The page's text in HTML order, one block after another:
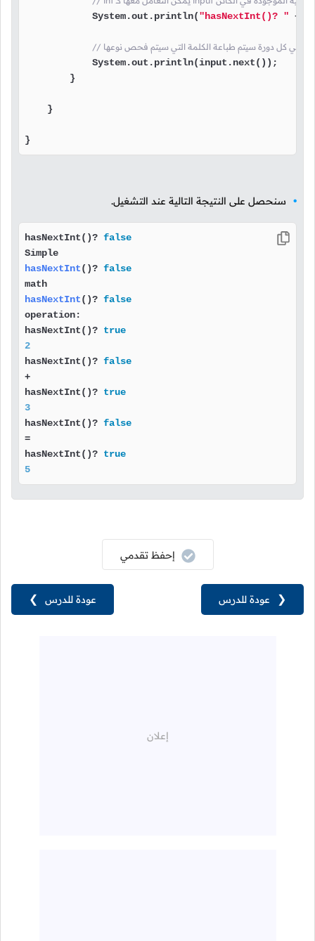
            System.out.println(
"hasNextInt()? " +
// هنا في كل دورة سيتم طباعة الكلمة التي سيتم فحص نوعها
            System.out.println(input.next());
        }
    }
}
سنحصل على النتيجة التالية عند التشغيل.
hasNextInt()? false
hasNextInt()? false
hasNextInt()? false
operation:
hasNextInt()? true
2
hasNextInt()? false
+
hasNextInt()? true
3
hasNextInt()? false
=
hasNextInt()? true
5
عودة للدرس ❯
إحفظ تقدمي
❮ عودة للدرس